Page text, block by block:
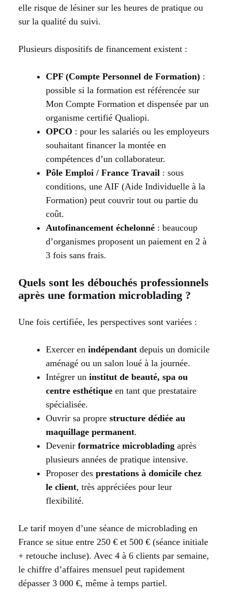
elle risque de lésiner sur les heures de pratique ou
sur la qualité du suivi.
Plusieurs dispositifs de financement existent :
CPF (Compte Personnel de Formation) :
possible si la formation est référencée sur
Mon Compte Formation et dispensée par un
organisme certifié Qualiopi.
OPCO : pour les salariés ou les employeurs
souhaitant financer la montée en
compétences d’un collaborateur.
Pôle Emploi / France Travail : sous
conditions, une AIF (Aide Individuelle à la
Formation) peut couvrir tout ou partie du
coût.
Autofinancement échelonné : beaucoup
d’organismes proposent un paiement en 2 à
3 fois sans frais.
Quels sont les débouchés professionnels
après une formation microblading ?
Une fois certifiée, les perspectives sont variées :
Exercer en indépendant depuis un domicile
aménagé ou un salon loué à la journée.
Intégrer un institut de beauté, spa ou
centre esthétique en tant que prestataire
spécialisée.
Ouvrir sa propre structure dédiée au
maquillage permanent.
Devenir formatrice microblading après
plusieurs années de pratique intensive.
Proposer des prestations à domicile chez
le client, très appréciées pour leur
flexibilité.
Le tarif moyen d’une séance de microblading en
France se situe entre 250 € et 500 € (séance initiale
+ retouche incluse). Avec 4 à 6 clients par semaine,
le chiffre d’affaires mensuel peut rapidement
dépasser 3 000 €, même à temps partiel.